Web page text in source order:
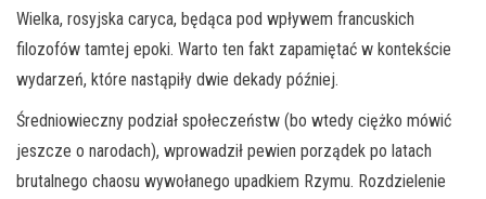
Wielka, rosyjska caryca, będąca pod wpływem francuskich
filozofów tamtej epoki. Warto ten fakt zapamiętać w kontekście
wydarzeń, które nastąpiły dwie dekady później.
Średniowieczny podział społeczeństw (bo wtedy ciężko mówić
jeszcze o narodach), wprowadził pewien porządek po latach
brutalnego chaosu wywołanego upadkiem Rzymu. Rozdzielenie